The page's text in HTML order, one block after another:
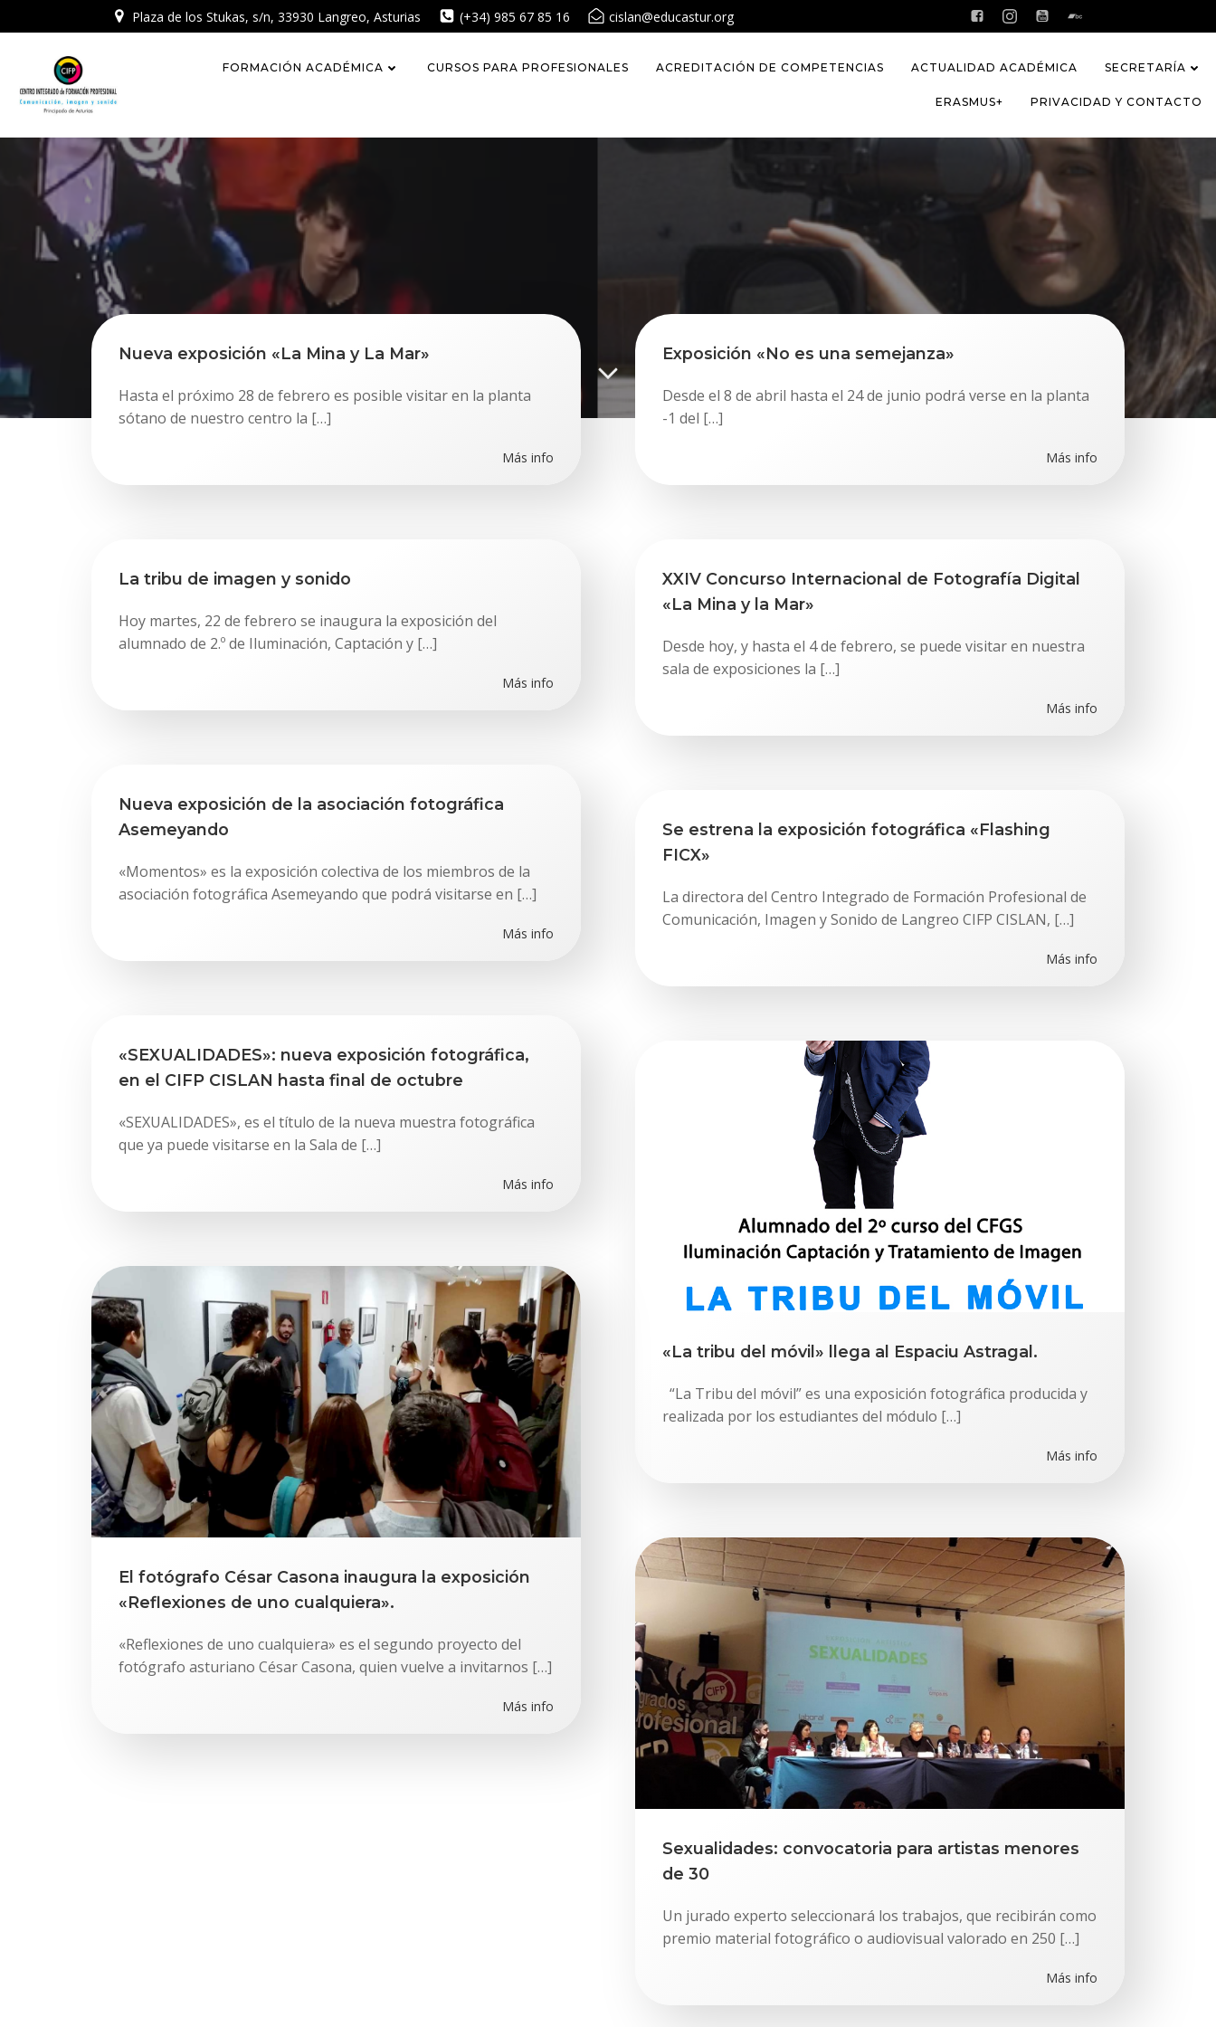
to
Plaza de los Stukas, s/n, 33930 Langreo, Asturias (+34) 985 67 85 16 cislan@educastur.org
FORMACIÓN ACADÉMICA CURSOS PARA PROFESIONALES ACREDITACIÓN DE COMPETENCIAS ACTUALIDAD ACADÉMICA SECRETARÍA
ERASMUS+ PRIVACIDAD Y CONTACTO
Nueva exposición «La Mina y La Mar»
Hasta el próximo 28 de febrero es posible visitar en la planta
sótano de nuestro centro la […]
Más info
Exposición «No es una semejanza»
Desde el 8 de abril hasta el 24 de junio podrá verse en la planta
-1 del […]
Más info
La tribu de imagen y sonido
Hoy martes, 22 de febrero se inaugura la exposición del
alumnado de 2.º de Iluminación, Captación y […]
Más info
XXIV Concurso Internacional de Fotografía Digital
«La Mina y la Mar»
Desde hoy, y hasta el 4 de febrero, se puede visitar en nuestra
sala de exposiciones la […]
Más info
Nueva exposición de la asociación fotográfica
Asemeyando
«Momentos» es la exposición colectiva de los miembros de la
asociación fotográfica Asemeyando que podrá visitarse en […]
Más info
Se estrena la exposición fotográfica «Flashing
FICX»
La directora del Centro Integrado de Formación Profesional de
Comunicación, Imagen y Sonido de Langreo CIFP CISLAN, […]
Más info
«SEXUALIDADES»: nueva exposición fotográfica,
en el CIFP CISLAN hasta final de octubre
«SEXUALIDADES», es el título de la nueva muestra fotográfica
que ya puede visitarse en la Sala de […]
Más info
«La tribu del móvil» llega al Espaciu Astragal.
“La Tribu del móvil” es una exposición fotográfica producida y
realizada por los estudiantes del módulo […]
Más info
El fotógrafo César Casona inaugura la exposición
«Reflexiones de uno cualquiera».
«Reflexiones de uno cualquiera» es el segundo proyecto del
fotógrafo asturiano César Casona, quien vuelve a invitarnos […]
Más info
Sexualidades: convocatoria para artistas menores
de 30
Un jurado experto seleccionará los trabajos, que recibirán como
premio material fotográfico o audiovisual valorado en 250 […]
Más info